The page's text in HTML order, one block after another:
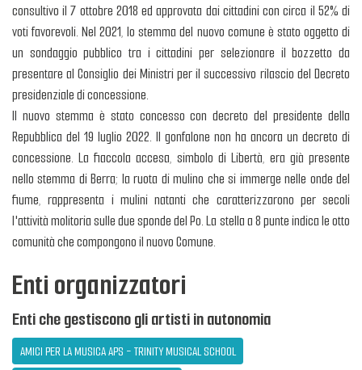
consultivo il 7 ottobre 2018 ed approvata dai cittadini con circa il 52% di
voti favorevoli. Nel 2021, lo stemma del nuovo comune è stato oggetto di
un sondaggio pubblico tra i cittadini per selezionare il bozzetto da
presentare al Consiglio dei Ministri per il successivo rilascio del Decreto
presidenziale di concessione.
Il nuovo stemma è stato concesso con decreto del presidente della
Repubblica del 19 luglio 2022. Il gonfalone non ha ancora un decreto di
concessione. La fiaccola accesa, simbolo di Libertà, era già presente
nello stemma di Berra; la ruota di mulino che si immerge nelle onde del
fiume, rappresenta i mulini natanti che caratterizzarono per secoli
l'attività molitoria sulle due sponde del Po. La stella a 8 punte indica le otto
comunità che compongono il nuovo Comune.
Enti organizzatori
Enti che gestiscono gli artisti in autonomia
AMICI PER LA MUSICA APS - TRINITY MUSICAL SCHOOL